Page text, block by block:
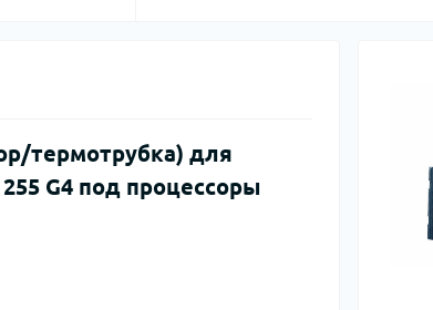
термотрубка) для
255 G4 под процессоры